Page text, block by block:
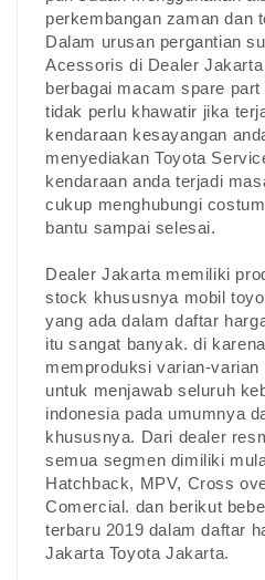
perkembangan zaman dan
Dalam urusan pergantian
Acessoris di Dealer
berbagai macam spare
tidak perlu khawatir jika
kendaraan kesayangan
menyediakan Toyota
kendaraan anda terjadi
cukup menghubungi
bantu sampai selesai.
Dealer Jakarta memiliki
stock khususnya mobil
yang ada dalam daftar
itu sangat banyak. di
memproduksi varian-varian
untuk menjawab seluruh
indonesia pada umumnya
khususnya. Dari dealer
semua segmen dimiliki
Hatchback, MPV, Cross
Comercial. dan berikut
terbaru 2019 dalam daftar
Jakarta Toyota Jakarta.